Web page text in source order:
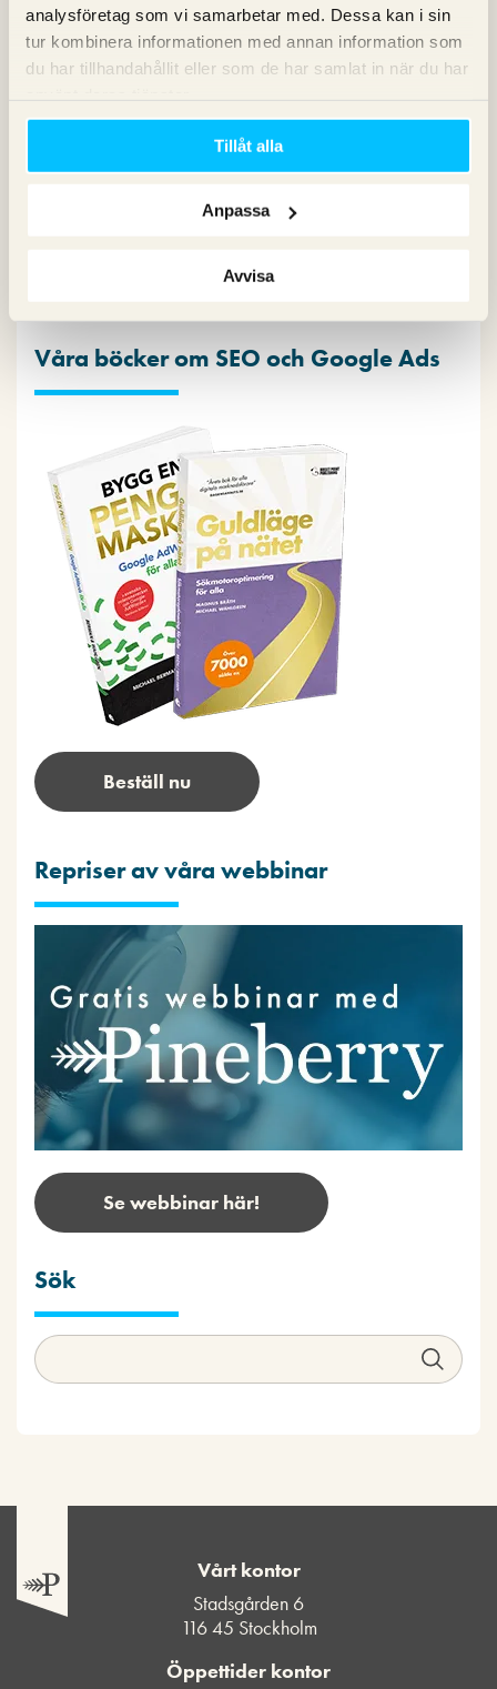
analysföretag som vi samarbetar med. Dessa kan i sin
tur kombinera informationen med annan information som
du har tillhandahållit eller som de har samlat in när du har
Tillåt alla
Anpassa
Avvisa
Kategorier
Copy
Konvertering
SEO
Våra böcker om SEO och Google Ads
Beställ nu
Repriser av våra webbinar
Se webbinar här!
Sök
Vårt kontor
Stadsgården 6
116 45 Stockholm
Öppettider kontor